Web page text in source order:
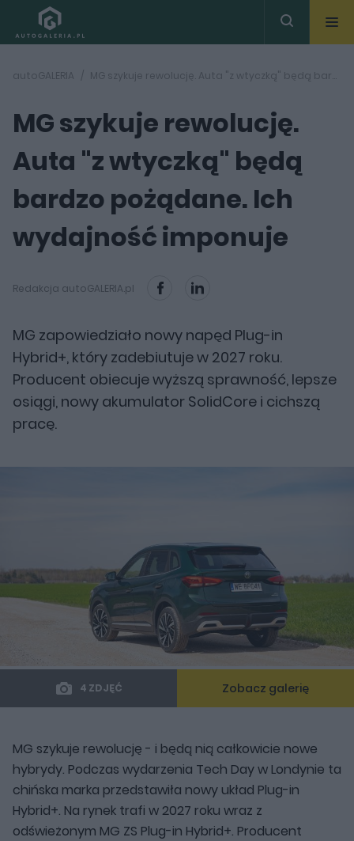
autoGALERIA MG szykuje rewolucję. Auta "z wtyczką" będą bardzo pożądane. Ich wydajność imponuje
MG szykuje rewolucję.
Auta "z wtyczką" będą
bardzo pożądane. Ich
wydajność imponuje
Redakcja autoGALERIA.pl
MG zapowiedziało nowy napęd Plug-in
Hybrid+, który zadebiutuje w 2027 roku.
Producent obiecuje wyższą sprawność, lepsze
osiągi, nowy akumulator SolidCore i cichszą
pracę.
4 ZDJĘĆ Zobacz galerię
MG szykuje rewolucję - i będą nią całkowicie nowe
hybrydy. Podczas wydarzenia Tech Day w Londynie ta
chińska marka przedstawiła nowy układ Plug-in
Hybrid+. Na rynek trafi w 2027 roku wraz z
odświeżonym MG ZS Plug-in Hybrid+. Producent